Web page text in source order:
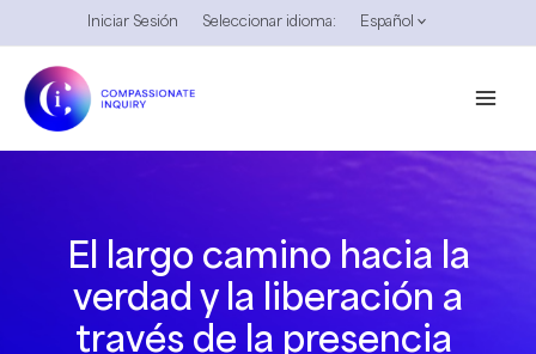
al
contenido
Iniciar Sesión Seleccionar idioma: Español
El largo camino hacia la
verdad y la liberación a
través de la presencia